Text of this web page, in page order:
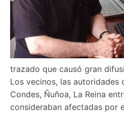
trazado que causó gran
Los vecinos, las autoridades
Condes, Ñuñoa, La Reina
consideraban afectadas por